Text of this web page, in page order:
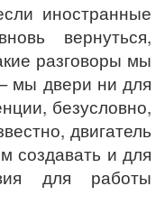
иностранные
вернуться,
разговоры мы
мы двери ни для
безусловно,
двигатель
создавать и для
для работы